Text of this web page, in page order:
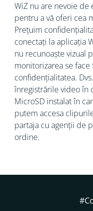
WiZ nu are nevoie
pentru a vă oferi cea
Prețuim
conectați la aplicația
nu recunoaște vizual
monitorizarea se
confidențialitatea.
înregistrările video în
MicroSD instalat în
putem accesa
partaja cu agenții de
ordine.